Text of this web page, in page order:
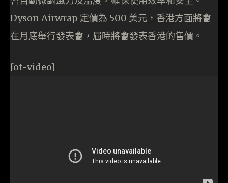
Dyson Airwrap 定價為 500 美元，香港方面將會
在月底舉行發表會，屆時將會發表香港的售價。
[ot-video]